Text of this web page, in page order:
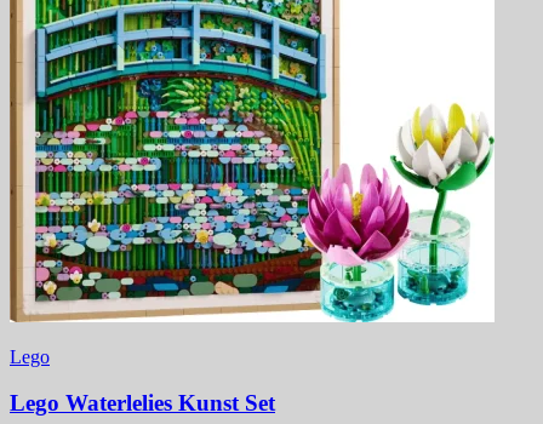
Lego
Lego Waterlelies Kunst Set